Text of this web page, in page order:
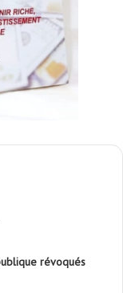
révoqués